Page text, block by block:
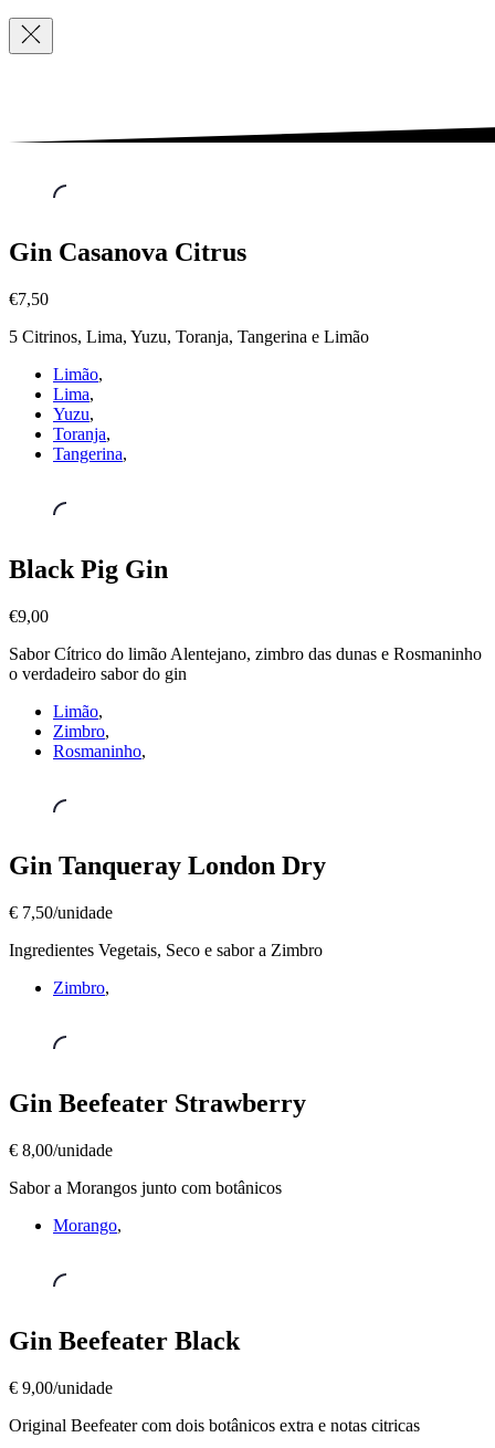
Navigation
´s,
Citrus
€7,50
Gin Casanova Citrus
€7,50
5 Citrinos, Lima, Yuzu, Toranja, Tangerina e Limão
Limão,
Lima,
Yuzu,
Toranja,
Tangerina,
´s ,
Gin
€9,00
Black Pig Gin
€9,00
Sabor Cítrico do limão Alentejano, zimbro das dunas e Rosmaninho
o verdadeiro sabor do gin
Limão,
Zimbro,
Rosmaninho,
´s,
Gin
Tanqueray
London
Dry
€
Gin Tanqueray London Dry
€ 7,50/unidade
Ingredientes Vegetais, Seco e sabor a Zimbro
Zimbro,
´s ,
Gin
Beefeater
Strawberry
8,00/unidade
Gin Beefeater Strawberry
€ 8,00/unidade
Sabor a Morangos junto com botânicos
Morango,
´s ,
Gin
Beefeater
Black
Gin Beefeater Black
€ 9,00/unidade
Original Beefeater com dois botânicos extra e notas citricas